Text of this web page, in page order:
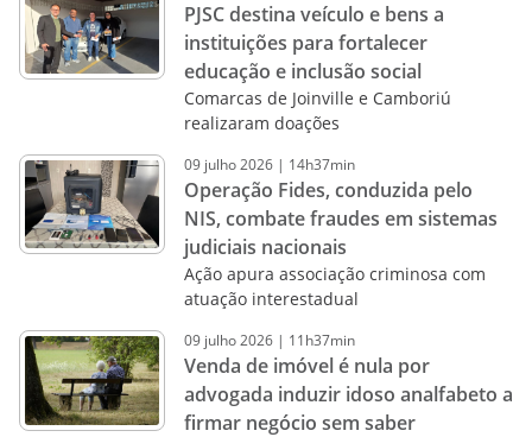
PJSC destina veículo e bens a
instituições para fortalecer
educação e inclusão social
Comarcas de Joinville e Camboriú
realizaram doações
09 julho2026 | 14h37min
Operação Fides, conduzida pelo
NIS, combate fraudes em sistemas
judiciais nacionais
Ação apura associação criminosa com
atuação interestadual
09 julho2026 | 11h37min
Venda de imóvel é nula por
advogada induzir idoso analfabeto a
firmar negócio sem saber